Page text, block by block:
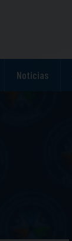
Noticias